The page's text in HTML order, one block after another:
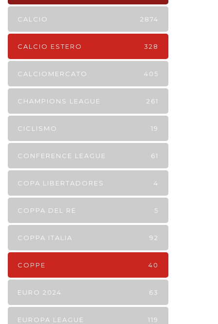
CALCIO 2874
CALCIO ESTERO 328
CALCIOMERCATO 405
CHAMPIONS LEAGUE 261
CICLISMO 19
CONFERENCE LEAGUE 61
COPA LIBERTADORES 4
COPPA DEL RE 5
COPPA ITALIA 92
COPPE 40
EURO 2024 63
EUROPA LEAGUE 119